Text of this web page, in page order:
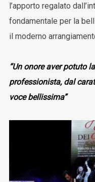
l’apporto regalato
fondamentale per la
il moderno
“Un onore aver potuto
professionista, dal
voce bellissima”